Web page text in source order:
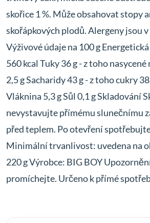
skořice 1 %. Může obsahovat stopy
skořápkových plodů. Alergeny jsou
Výživové údaje na 100 g
560 kcal Tuky 36 g - z toho
2,5 g Sacharidy 43 g - z toho cukry
Vláknina 5,3 g Sůl 0,1 g Skladování
nevystavujte přímému slunečnímu
před teplem. Po otevření
Minimální trvanlivost: uvedena na
220 g Výrobce: BIG BOY
promíchejte. Určeno k přímé